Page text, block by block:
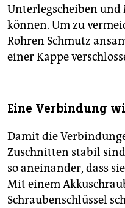
Unterlegscheiben
können. Um zu
Rohren Schmutz
einer Kappe
Eine Verbindung
Damit die
Zuschnitten stabil
so aneinander, dass
Mit einem
Schraubenschlüssel